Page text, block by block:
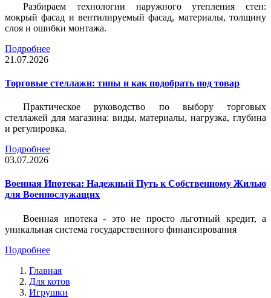
Разбираем технологии наружного утепления стен:
мокрый фасад и вентилируемый фасад, материалы, толщину
слоя и ошибки монтажа.
Подробнее
21.07.2026
Торговые стеллажи: типы и как подобрать под товар
Практическое руководство по выбору торговых
стеллажей для магазина: виды, материалы, нагрузка, глубина
и регулировка.
Подробнее
03.07.2026
Военная Ипотека: Надежный Путь к Собственному Жилью
для Военнослужащих
Военная ипотека - это не просто льготный кредит, а
уникальная система государственного финансирования
Подробнее
Главная
Для котов
Игрушки